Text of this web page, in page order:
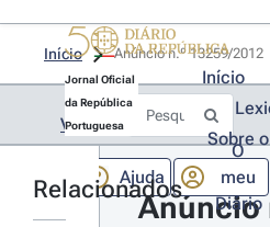
Jornal Oficial
da República
Portuguesa
Início
Sobre
Ajuda
O
meu
Diário
Início
Voltar
Relacionados
Anúncio